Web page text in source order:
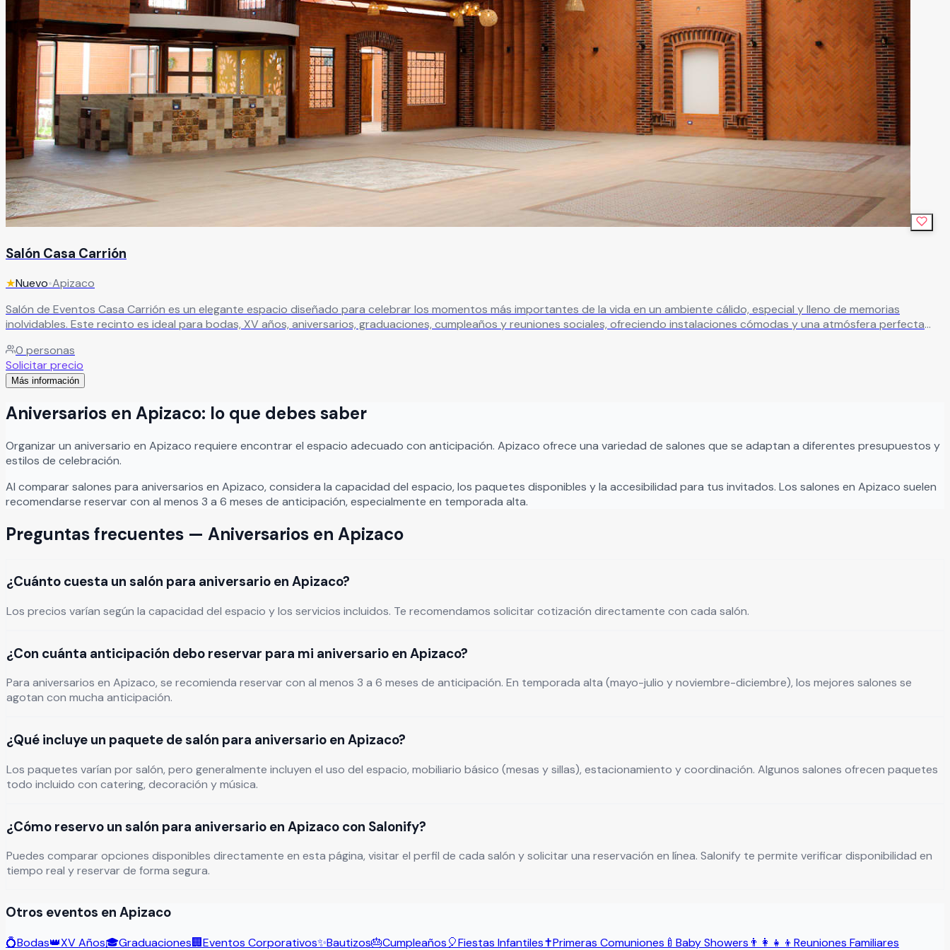
Salón Casa Carrión
★Nuevo•Apizaco
Salón de Eventos Casa Carrión es un elegante espacio diseñado para celebrar los momentos más importantes de la vida en un ambiente cálido, especial y lleno de memorias
inolvidables. Este recinto es ideal para bodas, XV años, aniversarios, graduaciones, cumpleaños y reuniones sociales, ofreciendo instalaciones cómodas y una atmósfera perfecta
llenas de alegría, excelente atención y momentos especiales que permanecerán para siempre en la memoria de sus invitados.
0 personas
Solicitar precio
Más información
Aniversarios en Apizaco: lo que debes saber
Organizarun aniversario en Apizaco requiere encontrar el espacio adecuado con anticipación. Apizaco ofrece una variedad de salones que se adaptan a diferentes presupuestos y
estilos de celebración.
Al comparar salones para aniversarios en Apizaco, considera la capacidad del espacio, los paquetes disponibles y la accesibilidad para tus invitados. Los salones en Apizaco suelen
recomendarse reservar con al menos 3 a 6 meses de anticipación, especialmente en temporada alta.
Preguntas frecuentes — Aniversarios en Apizaco
¿Cuánto cuesta un salón para aniversario en Apizaco?
Los precios varían según la capacidad del espacio y los servicios incluidos. Te recomendamos solicitar cotización directamente con cada salón.
¿Con cuánta anticipación debo reservar para mi aniversario en Apizaco?
Para aniversarios en Apizaco, se recomienda reservar con al menos 3 a 6 meses de anticipación. En temporada alta (mayo-julio y noviembre-diciembre), los mejores salones se
agotan con mucha anticipación.
¿Qué incluye un paquete de salón para aniversario en Apizaco?
Los paquetes varían por salón, pero generalmente incluyen el uso del espacio, mobiliario básico (mesas y sillas), estacionamiento y coordinación. Algunos salones ofrecen paquetes
todo incluido con catering, decoración y música.
¿Cómo reservo un salón para aniversario en Apizaco con Salonify?
Puedes comparar opciones disponibles directamente en esta página, visitar el perfil de cada salón y solicitar una reservación en línea. Salonify te permite verificar disponibilidad en
tiempo real y reservar de forma segura.
Otros eventos en Apizaco
💍Bodas👑XV Años🎓Graduaciones🏢Eventos Corporativos✨Bautizos🎂Cumpleaños🎈Fiestas Infantiles✝️Primeras Comuniones 🍼 Baby Showers 👨‍👩‍👧‍👦 Reuniones Familiares